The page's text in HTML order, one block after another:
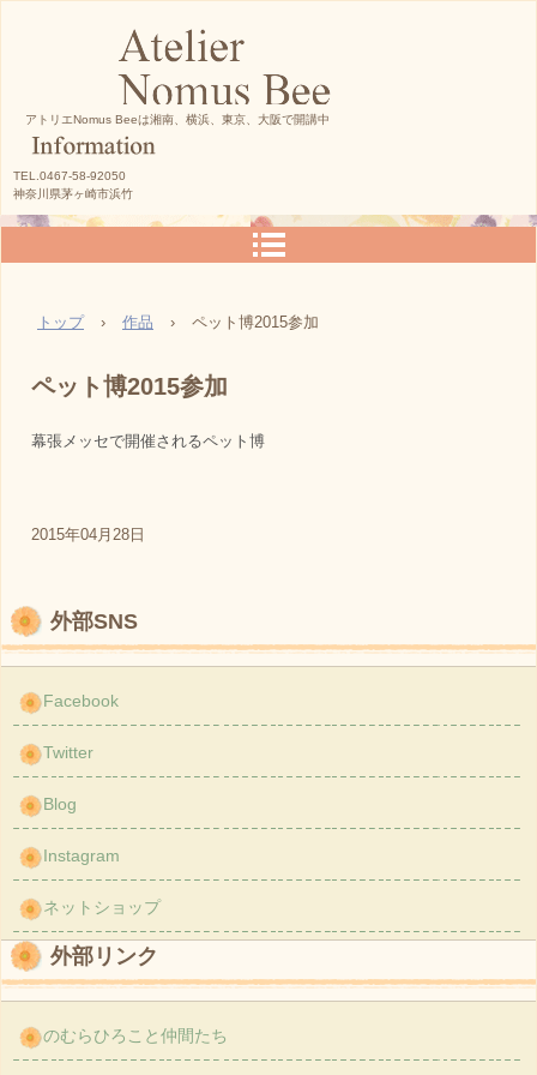
アトリエNomus Beeは湘南、横浜、東京、大阪で開講中
TEL.0467-58-92050
神奈川県茅ヶ崎市浜竹
トップ › 作品 › ペット博2015参加
ペット博2015参加
幕張メッセで開催されるペット博
2015年04月28日
外部SNS
Facebook
Twitter
Blog
Instagram
ネットショップ
外部リンク
のむらひろこと仲間たち